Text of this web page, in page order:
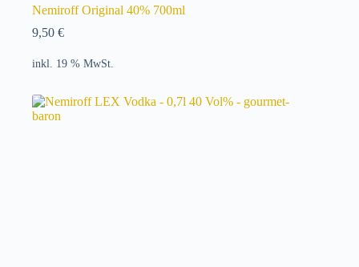
Nemiroff Original 40% 700ml
9,50 €
inkl. 19 % MwSt.